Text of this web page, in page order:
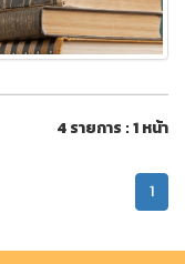
4 รายการ : 1 หน้า
1